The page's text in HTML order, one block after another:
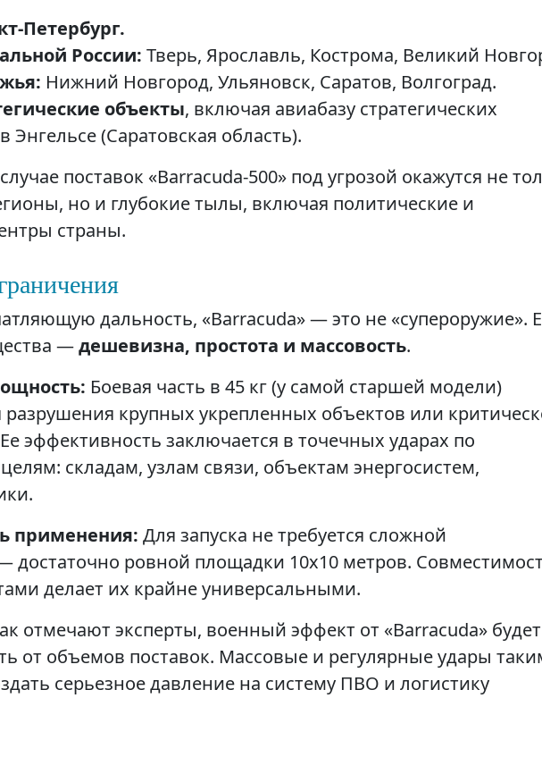
Петербург.
России: Тверь, Ярославль, Кострома, Великий
Нижний Новгород, Ульяновск, Саратов, Волгоград.
объекты, включая авиабазу стратегических
Энгельсе (Саратовская область).
поставок «Barracuda-500» под угрозой окажутся не
но и глубокие тылы, включая политические и
страны.
дальность, «Barracuda» — это не «супероружие».
—дешевизна, простота и массовость.
Боевая часть в 45 кг (у самой старшей модели)
разрушения крупных укрепленных объектов или
эффективность заключается в точечных ударах по
складам, узлам связи, объектам энергосистем,
применения: Для запуска не требуется сложной
достаточно ровной площадки 10x10 метров.
делает их крайне универсальными.
отмечают эксперты, военный эффект от «Barracuda» будет
от объемов поставок. Массовые и регулярные удары
серьезное давление на систему ПВО и логистику